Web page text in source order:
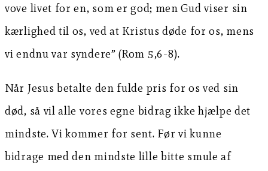
vove livet for en, som er god; men Gud viser sin
kærlighed til os, ved at Kristus døde for os, mens
vi endnu var syndere” (Rom 5,6-8).
Når Jesus betalte den fulde pris for os ved sin
død, så vil alle vores egne bidrag ikke hjælpe det
mindste. Vi kommer for sent. Før vi kunne
bidrage med den mindste lille bitte smule af